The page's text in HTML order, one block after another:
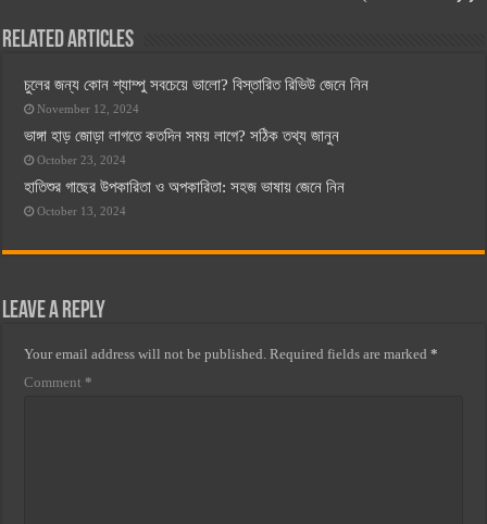
Related Articles
চুলের জন্য কোন শ্যাম্পু সবচেয়ে ভালো? বিস্তারিত রিভিউ জেনে নিন
November 12, 2024
ভাঙ্গা হাড় জোড়া লাগতে কতদিন সময় লাগে? সঠিক তথ্য জানুন
October 23, 2024
হাতিশুর গাছের উপকারিতা ও অপকারিতা: সহজ ভাষায় জেনে নিন
October 13, 2024
Leave a Reply
Your email address will not be published. Required fields are marked*
Comment *